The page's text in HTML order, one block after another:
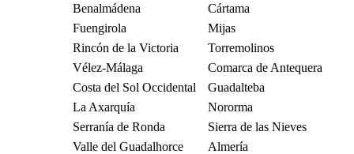
Benalmádena
Cártama
Fuengirola
Mijas
Rincón de la Victoria
Torremolinos
Vélez-Málaga
Comarca de Antequera
Costa del Sol Occidental
Guadalteba
La Axarquía
Nororma
Serranía de Ronda
Sierra de las Nieves
Valle del Guadalhorce
Almería